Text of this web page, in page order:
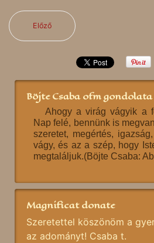
Előző
Böjte Csaba ofm gondolata
Ahogy a virág vágyik a
Nap felé, bennünk is
szeretet, megértés,
vágy, és az a szép, hogy
megtaláljuk.(Böjte Csaba:
Magnificat donate
Szeretettel köszönöm a
az adományt! Csaba t.